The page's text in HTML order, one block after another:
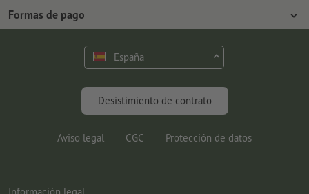
Protección del medio ambiente
Programa Premium
Tutoriales de Photoshop
Fuentes y Herramientas
Formas de pago
España
Desistimiento de contrato
Aviso legal CGC Protección de datos
Información legal